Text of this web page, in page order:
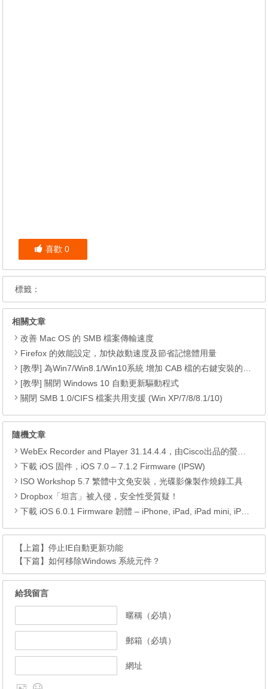
喜歡 0
標籤：
相關文章
改善 Mac OS 的 SMB 檔案傳輸速度
Firefox 的效能設定，加快啟動速度及節省記憶體用量
[教學] 為Win7/Win8.1/Win10系統 增加 CAB 檔的右鍵安裝的功能
[教學] 關閉 Windows 10 自動更新驅動程式
關閉 SMB 1.0/CIFS 檔案共用支援 (Win XP/7/8/8.1/10)
隨機文章
WebEx Recorder and Player 31.14.4.4，由Cisco出品的螢幕錄影及播放工具
下載 iOS 固件，iOS 7.0 – 7.1.2 Firmware (IPSW)
ISO Workshop 5.7 繁體中文免安裝，光碟影像製作燒錄工具
Dropbox「坦言」被入侵，安全性受質疑！
下載 iOS 6.0.1 Firmware 韌體 – iPhone, iPad, iPad mini, iPod Touch
【上篇】停止IE自動更新功能
【下篇】如何移除Windows 系統元件？
給我留言
暱稱（必填）
郵箱（必填）
網址